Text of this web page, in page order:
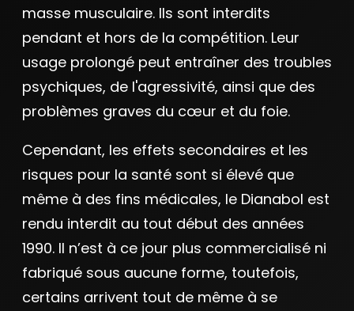
masse musculaire. Ils sont interdits
pendant et hors de la compétition. Leur
usage prolongé peut entraîner des troubles
psychiques, de l'agressivité, ainsi que des
problèmes graves du cœur et du foie.
Cependant, les effets secondaires et les
risques pour la santé sont si élevé que
même à des fins médicales, le Dianabol est
rendu interdit au tout début des années
1990. Il n’est à ce jour plus commercialisé ni
fabriqué sous aucune forme, toutefois,
certains arrivent tout de même à se